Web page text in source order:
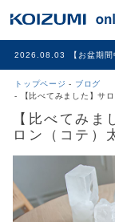
2026.08.03 【お盆期
トップページ
ブログ
【比べてみました】サ
WEB限
理美容家
調理家電
【比べてみ
ロン（コテ）